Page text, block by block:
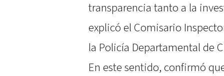
transparencia tanto a la
explicó el Comisario
la Policía Departamental de
En este sentido, confirmó